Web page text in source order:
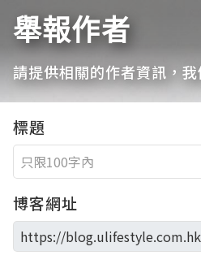
舉報作者
請提供相關的作者資訊，我
標題
博客網址